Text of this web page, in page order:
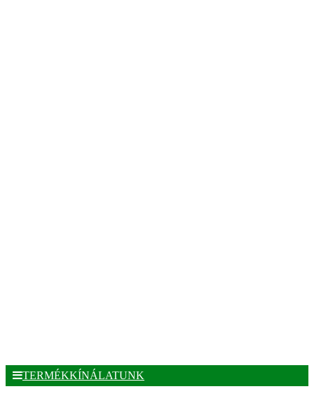
TERMÉKKÍNÁLATUNK